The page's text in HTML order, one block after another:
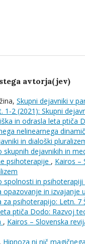
avtorja(jev)
Skupni dejavniki v
1-2 (2021): Skupni
in odrasla leta ptiča
nelinearnega
in dialoški
skupnih dejavnikih in
psihoterapije , Kairos –
spolnosti in psihoterapiji
opazovanje in izvajanje
za psihoterapijo: Letn. 7
ptiča Dodo: Razvoj
, Kairos – Slovenska
Hipnoza ni nič